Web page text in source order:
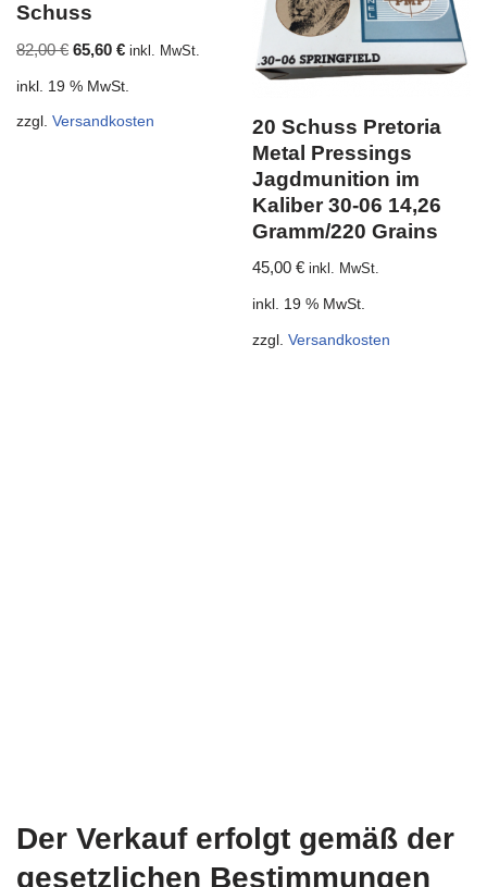
Schuss
82,00€ 65,60 € inkl. MwSt.
inkl. 19 % MwSt.
zzgl. Versandkosten
20 Schuss Pretoria
Metal Pressings
Jagdmunition im
Kaliber 30-06 14,26
Gramm/220 Grains
45,00€ inkl. MwSt.
inkl. 19 % MwSt.
zzgl.Versandkosten
Der Verkauf erfolgt gemäß der
gesetzlichen Bestimmungen